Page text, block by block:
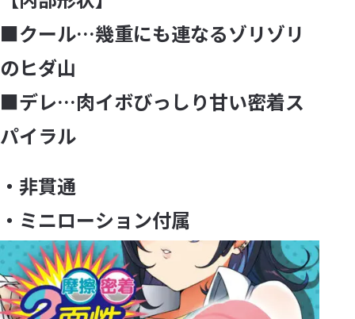
■クール…幾重にも連なるゾリゾリ
のヒダ山
■デレ…肉イボびっしり甘い密着ス
パイラル
・非貫通
・ミニローション付属